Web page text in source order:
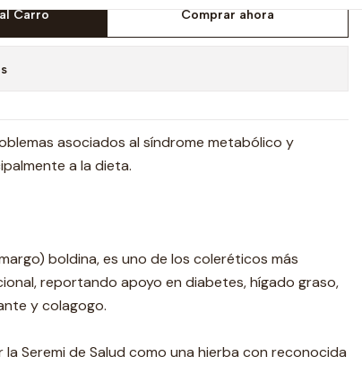
Carro Comprar ahora
asociados al síndrome metabólico y
a la dieta.
boldina, es uno de los coleréticos más
reportando apoyo en diabetes, hígado graso,
y colagogo.
Seremi de Salud como una hierba con reconocida